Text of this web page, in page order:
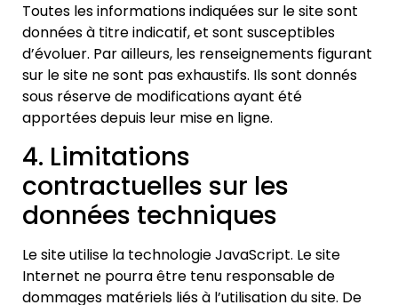
Toutes les informations indiquées sur le site sont
données à titre indicatif, et sont susceptibles
d’évoluer. Par ailleurs, les renseignements figurant
sur le site ne sont pas exhaustifs. Ils sont donnés
sous réserve de modifications ayant été
apportées depuis leur mise en ligne.
4. Limitations
contractuelles sur les
données techniques
Le site utilise la technologie JavaScript. Le site
Internet ne pourra être tenu responsable de
dommages matériels liés à l’utilisation du site. De